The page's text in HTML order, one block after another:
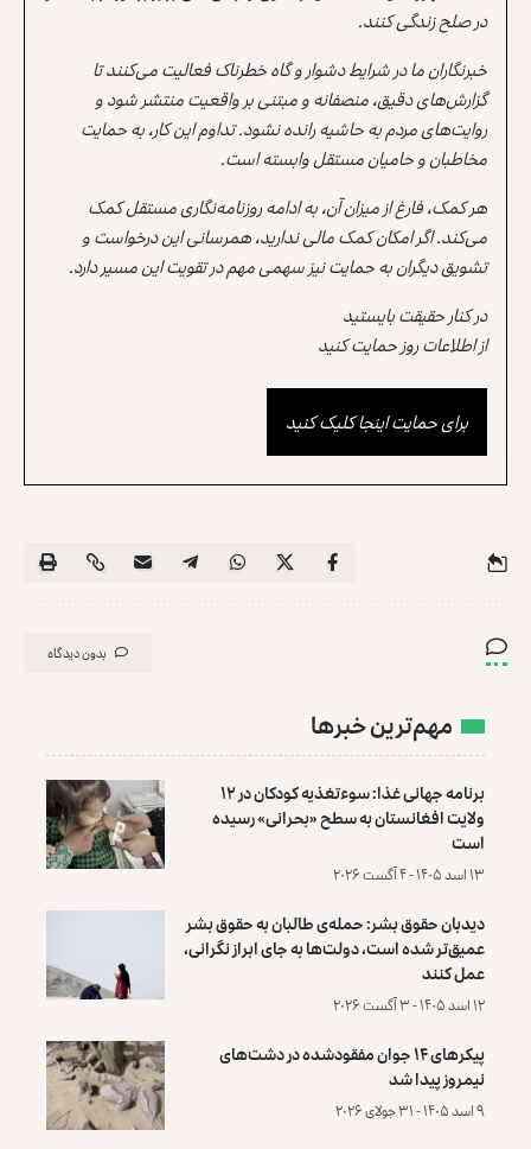
در صلح زندگی کنند.
خبرنگاران ما در شرایط دشوار و گاه خطرناک فعالیت می‌کنند تا
گزارش‌های دقیق، منصفانه و مبتنی بر واقعیت منتشر شود و
روایت‌های مردم به حاشیه رانده نشود. تداوم این کار، به حمایت
مخاطبان و حامیان مستقل وابسته است.
هر کمک، فارغ از میزان آن، به ادامه روزنامه‌نگاری مستقل کمک
می‌کند. اگر امکان کمک مالی ندارید، همرسانی این درخواست و
تشویق دیگران به حمایت نیز سهمی مهم در تقویت این مسیر دارد.
در کنار حقیقت بایستید
از اطلاعات روز حمایت کنید
برای حمایت اینجا کلیک کنید
بدون دیدگاه
مهم‌ترین خبرها
برنامه جهانی غذا: سوءتغذیه کودکان در ۱۲
ولایت افغانستان به سطح «بحرانی» رسیده
است
۱۳ اسد ۱۴۰۵ - ۴ آگست ۲۰۲۶
دیدبان حقوق بشر: حمله‌ی طالبان به حقوق بشر
عمیق‌تر شده است، دولت‌ها به جای ابراز نگرانی،
عمل کنند
۱۲ اسد ۱۴۰۵ - ۳ آگست ۲۰۲۶
پیکرهای ۱۴ جوان مفقودشده در دشت‌های
نیمروز پیدا شد
۹ اسد ۱۴۰۵ - ۳۱ جولای ۲۰۲۶